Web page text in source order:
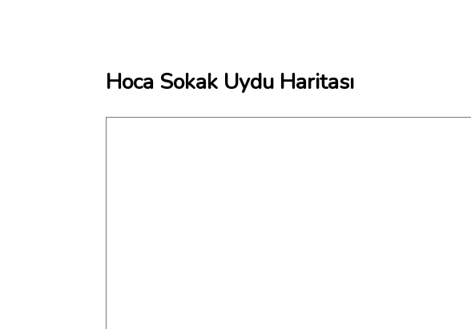
Hoca Sokak Uydu Haritası